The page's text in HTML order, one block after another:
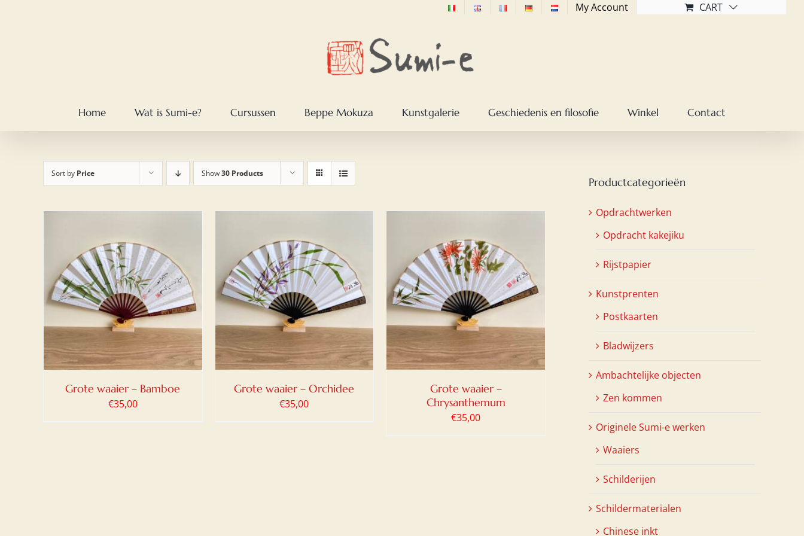
My Account CART
Home Wat is Sumi-e? Cursussen Beppe Mokuza Kunstgalerie Geschiedenis en filosofie Winkel Contact
Sort by Price Show30 Products
Grote waaier – Bamboe
€35,00
TOEVOEGEN AAN WINKELWAGEN
/
DETAILS
Grote waaier – Orchidee
€35,00
TOEVOEGEN AAN WINKELWAGEN
/
DETAILS
Grote waaier –
Chrysanthemum
€35,00
Productcategorieën
Opdrachtwerken
Opdracht kakejiku
Rijstpapier
Kunstprenten
Postkaarten
Bladwijzers
Ambachtelijke objecten
Zen kommen
Originele Sumi-e werken
Waaiers
Schilderijen
Schildermaterialen
Chinese inkt